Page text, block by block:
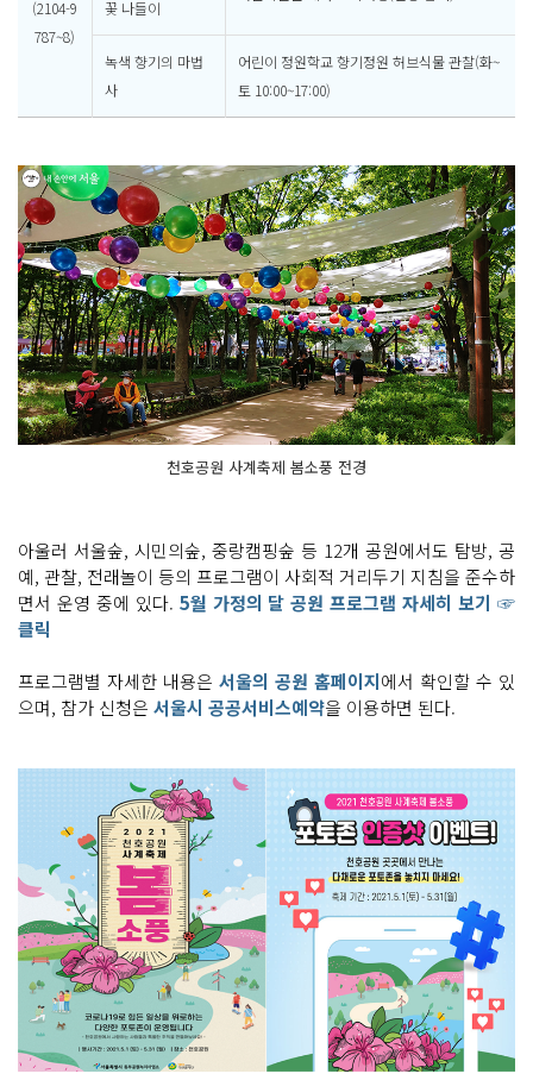
(2104-9
787~8)
꽃 나들이
녹색 향기의 마법
사
어린이 정원학교 향기정원 허브식물 관찰(화~
토 10:00~17:00)
천호공원 사계축제 봄소풍 전경
아울러 서울숲, 시민의숲, 중랑캠핑숲 등 12개 공원에서도 탐방, 공
예, 관찰, 전래놀이 등의 프로그램이 사회적 거리두기 지침을 준수하
면서 운영 중에 있다. 5월 가정의 달 공원 프로그램 자세히 보기 ☞
클릭
프로그램별 자세한 내용은 서울의 공원 홈페이지에서 확인할 수 있
으며, 참가 신청은 서울시 공공서비스예약을 이용하면 된다.